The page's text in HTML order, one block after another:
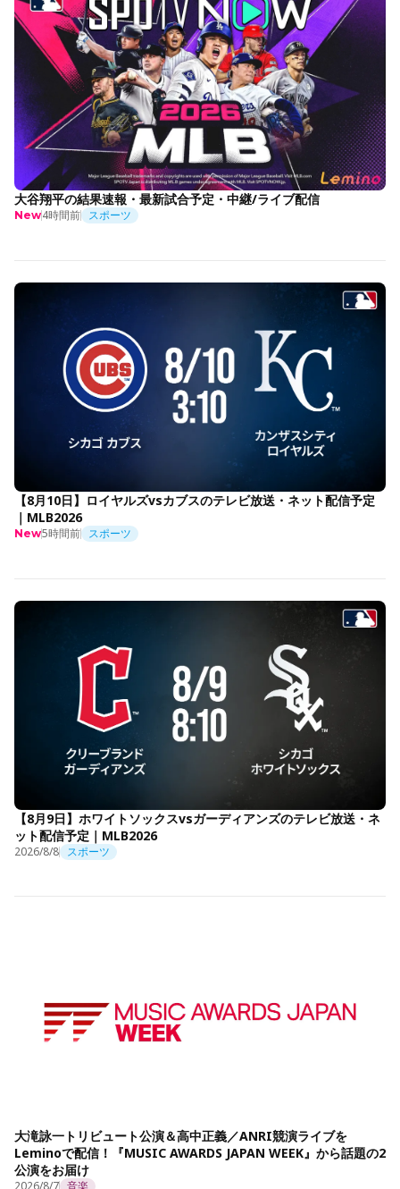
大谷翔平の結果速報・最新試合予定・中継/ライブ配信
New4時間前 スポーツ
【8月10日】ロイヤルズvsカブスのテレビ放送・ネット配信予定
｜MLB2026
New5時間前 スポーツ
【8月9日】ホワイトソックスvsガーディアンズのテレビ放送・ネ
ット配信予定｜MLB2026
2026/8/8 スポーツ
大滝詠一トリビュート公演＆高中正義／ANRI競演ライブを
Leminoで配信！『MUSIC AWARDS JAPAN WEEK』から話題の2
公演をお届け